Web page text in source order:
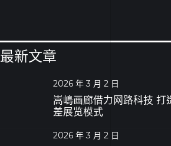
最新文章
2026 年 3 月 2 日
嵩嶋画廊借力网路科技 打
差展览模式
2026 年 3 月 2 日